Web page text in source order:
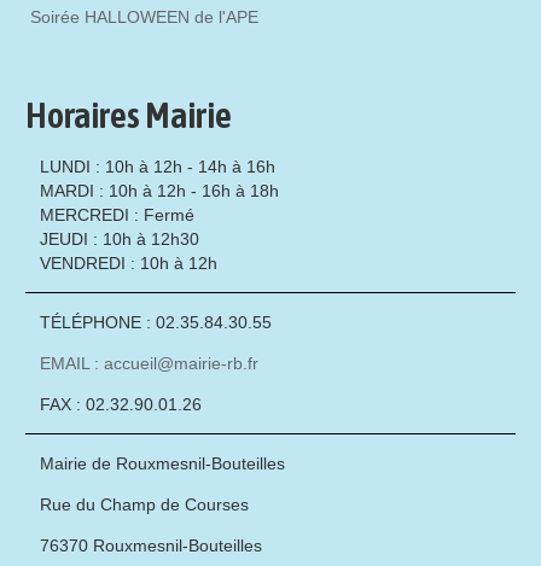
Soirée HALLOWEEN de l'APE
Horaires Mairie
LUNDI : 10h à 12h - 14h à 16h
MARDI : 10h à 12h - 16h à 18h
MERCREDI : Fermé
JEUDI : 10h à 12h30
VENDREDI : 10h à 12h
TÉLÉPHONE : 02.35.84.30.55
EMAIL : accueil@mairie-rb.fr
FAX : 02.32.90.01.26
Mairie de Rouxmesnil-Bouteilles
Rue du Champ de Courses
76370 Rouxmesnil-Bouteilles